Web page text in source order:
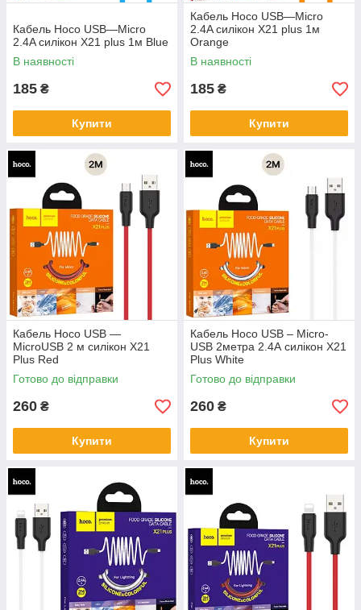
Кабель Hoco USB—Micro
2.4A силікон X21 plus 1м Blue
В наявності
185 ₴
Купити
Кабель Hoco USB—Micro
2.4A силікон X21 plus 1м
Orange
В наявності
185 ₴
Купити
Кабель Hoco USB —
MicroUSB 2 м силікон X21
Plus Red
Готово до відправки
260 ₴
Купити
Кабель Hoco USB – Micro-
USB 2метра 2.4А силікон X21
Plus White
Готово до відправки
260 ₴
Купити